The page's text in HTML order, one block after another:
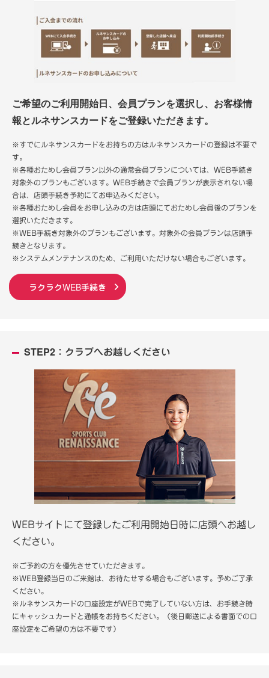
ご希望のご利用開始日、会員プランを選択し、お客様情
報とルネサンスカードをご登録いただきます。
※すでにルネサンスカードをお持ちの方はルネサンスカードの登録は不要で
す。
※各種おためし会員プラン以外の通常会員プランについては、WEB手続き
対象外のプランもございます。WEB手続きで会員プランが表示されない場
合は、店頭手続き予約にてお申込みください。
※各種おためし会員をお申し込みの方は店頭にておためし会員後のプランを
選択いただきます。
※WEB手続き対象外のプランもございます。対象外の会員プランは店頭手
続きとなります。
※システムメンテナンスのため、ご利用いただけない場合もございます。
ラクラクWEB手続き
STEP2：クラブへお越しください
WEBサイトにて登録したご利用開始日時に店頭へお越し
ください。
※ご予約の方を優先させていただきます。
※WEB登録当日のご来館は、お待たせする場合もございます。予めご了承
ください。
※ルネサンスカードの口座設定がWEBで完了していない方は、お手続き時
にキャッシュカードと通帳をお持ちください。（後日郵送による書面での口
座設定をご希望の方は不要です）